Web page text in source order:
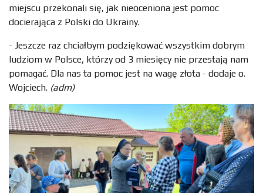
miejscu przekonali się, jak nieoceniona jest pomoc
docierająca z Polski do Ukrainy.
- Jeszcze raz chciałbym podziękować wszystkim dobrym
ludziom w Polsce, którzy od 3 miesięcy nie przestają nam
pomagać. Dla nas ta pomoc jest na wagę złota - dodaje o.
Wojciech. (adm)